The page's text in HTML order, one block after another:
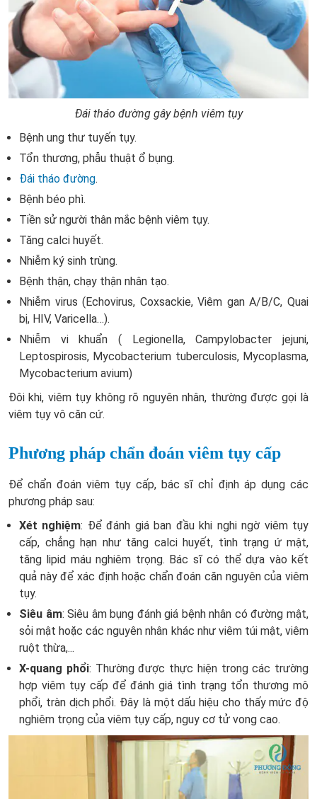
Đái tháo đường gây bệnh viêm tụy
Bệnh ung thư tuyến tụy.
Tổn thương, phẫu thuật ổ bụng.
Đái tháo đường.
Bệnh béo phì.
Tiền sử người thân mắc bệnh viêm tụy.
Tăng calci huyết.
Nhiễm ký sinh trùng.
Bệnh thận, chạy thận nhân tạo.
Nhiễm virus (Echovirus, Coxsackie, Viêm gan A/B/C, Quai
bị, HIV, Varicella…).
Nhiễm vi khuẩn ( Legionella, Campylobacter jejuni,
Leptospirosis, Mycobacterium tuberculosis, Mycoplasma,
Mycobacterium avium)
Đôi khi, viêm tụy không rõ nguyên nhân, thường được gọi là
viêm tụy vô căn cứ.
Phương pháp chẩn đoán viêm tụy cấp
Để chẩn đoán viêm tụy cấp, bác sĩ chỉ định áp dụng các
phương pháp sau:
Xét nghiệm: Để đánh giá ban đầu khi nghi ngờ viêm tụy
cấp, chẳng hạn như tăng calci huyết, tình trạng ứ mật,
tăng lipid máu nghiêm trọng. Bác sĩ có thể dựa vào kết
quả này để xác định hoặc chẩn đoán căn nguyên của viêm
tụy.
Siêu âm: Siêu âm bụng đánh giá bệnh nhân có đường mật,
sỏi mật hoặc các nguyên nhân khác như viêm túi mật, viêm
ruột thừa,...
X-quang phổi: Thường được thực hiện trong các trường
hợp viêm tụy cấp để đánh giá tình trạng tổn thương mô
phổi, tràn dịch phổi. Đây là một dấu hiệu cho thấy mức độ
nghiêm trọng của viêm tụy cấp, nguy cơ tử vong cao.